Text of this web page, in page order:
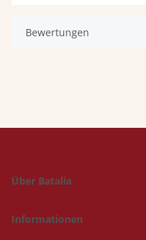
Bewertungen
Über Batalia
Informationen